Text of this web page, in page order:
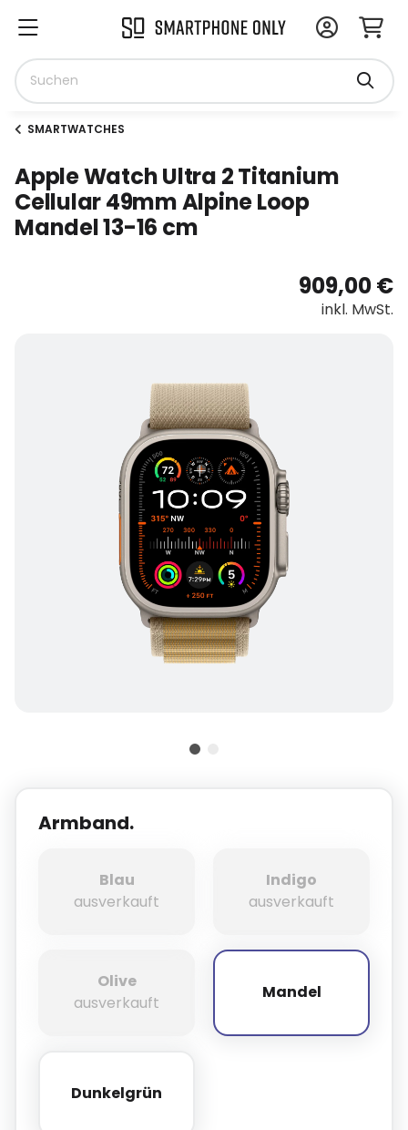
SMARTWATCHES
Apple Watch Ultra 2 Titanium
Cellular 49mm Alpine Loop
Mandel 13-16 cm
909,00 €
inkl. MwSt.
Armband.
Blau
ausverkauft
Blau
Indigo
ausverkauft
Indigo
Olive
ausverkauft
Olive Mandel
Mandel
Dunkelgrün
Dunkelgrün